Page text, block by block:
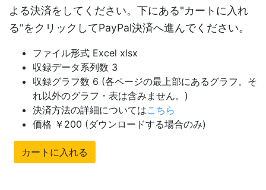
よる決済をしてください。下にある"カートに入れ
る"をクリックしてPayPal決済へ進んでください。
ファイル形式 Excel xlsx
収録データ系列数 3
収録グラフ数 6 (各ページの最上部にあるグラフ。そ
れ以外のグラフ・表は含みません。)
決済方法の詳細についてはこちら
価格 ￥200 (ダウンロードする場合のみ)
カートに入れる